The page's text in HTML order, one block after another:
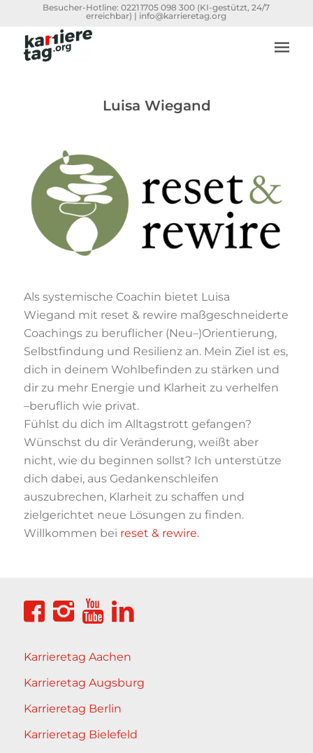
Besucher-Hotline:0221 1705 098 300 (KI-gestützt, 24/7
erreichbar) | info@karrieretag.org
Luisa Wiegand
Als systemische Coachin bietet Luisa
Wiegand mit reset & rewire maßgeschneiderte
Coachings zu beruflicher (Neu–)Orientierung,
Selbstfindung und Resilienz an. Mein Ziel ist es,
dich in deinem Wohlbefinden zu stärken und
dir zu mehr Energie und Klarheit zu verhelfen
–beruflich wie privat.
Fühlst du dich im Alltagstrott gefangen?
Wünschst du dir Veränderung, weißt aber
nicht, wie du beginnen sollst? Ich unterstütze
dich dabei, aus Gedankenschleifen
auszubrechen, Klarheit zu schaffen und
zielgerichtet neue Lösungen zu finden.
Willkommen bei reset & rewire.
Karrieretag Aachen
Karrieretag Augsburg
Karrieretag Berlin
Karrieretag Bielefeld